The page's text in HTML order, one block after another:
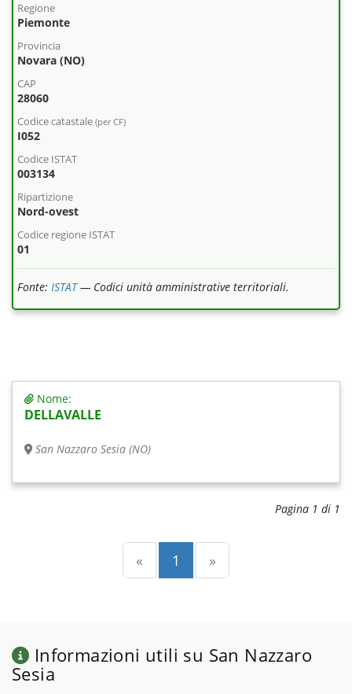
Regione
Piemonte
Provincia
Novara (NO)
CAP
28060
Codice catastale (per CF)
I052
Codice ISTAT
003134
Ripartizione
Nord-ovest
Codice regione ISTAT
01
Fonte: ISTAT— Codici unità amministrative territoriali.
Nome:
DELLAVALLE
San Nazzaro Sesia (NO)
Pagina 1 di 1
« Precedente
1 (current)
»
Informazioni utili su San Nazzaro
Sesia